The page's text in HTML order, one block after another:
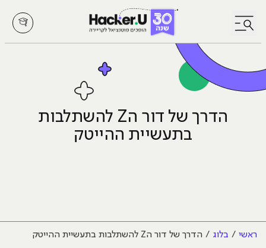
לחץ לפתיחת/סגירת תפריט
הדרך של דור הZ להשתלבות
בתעשיית ההייטק
ראשי בלוג הדרך של דור הZ להשתלבות בתעשיית ההייטק